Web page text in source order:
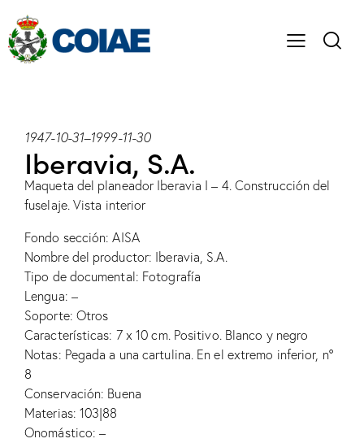
1947-10-31–1999-11-30
Iberavia, S.A.
Maqueta del planeador Iberavia I – 4. Construcción del
fuselaje. Vista interior
Fondo sección: AISA
Nombre del productor: Iberavia, S.A.
Tipo de documental: Fotografía
Lengua: –
Soporte: Otros
Características: 7 x 10 cm. Positivo. Blanco y negro
Notas: Pegada a una cartulina. En el extremo inferior, nº
8
Conservación: Buena
Materias: 103|88
Onomástico: –